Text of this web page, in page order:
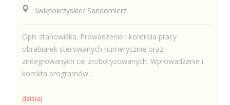
świętokrzyskie/ Sandomierz
Opis stanowiska: Prowadzenie i kontrola pracy
obrabiarek sterowanych numerycznie oraz
zintegrowanych cel zrobotyzowanych. Wprowadzanie i
korekta programów...
dzisiaj